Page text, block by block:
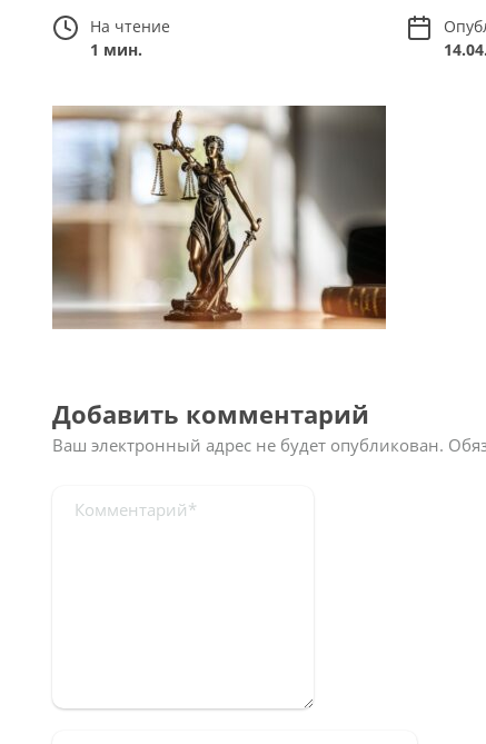
На чтение
1 мин.
Добавить комментарий
Ваш электронный адрес не будет опубликован.